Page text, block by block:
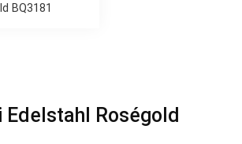
BQ3181
Roségold